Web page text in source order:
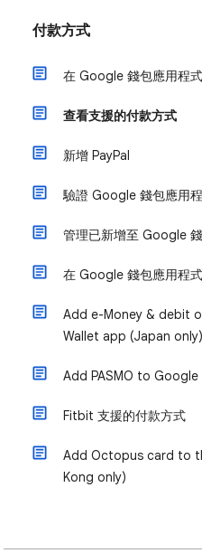
付款方式
在 Google 錢包應用程
查看支援的付款方式
新增 PayPal
驗證 Google 錢包應用
管理已新增至 Google
在 Google 錢包應用程
Add e-Money & debit
Wallet app (Japan only)
Add PASMO to
Fitbit 支援的付款方式
Add Octopus card to
Kong only)